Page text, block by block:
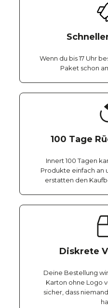
Wenn du bis 17 Uhr
Paket schon
100 Tage
Innert 100 Tagen
Produkte einfach an
erstatten den
Diskrete
Deine Bestellung
Karton ohne Logo
sicher, dass